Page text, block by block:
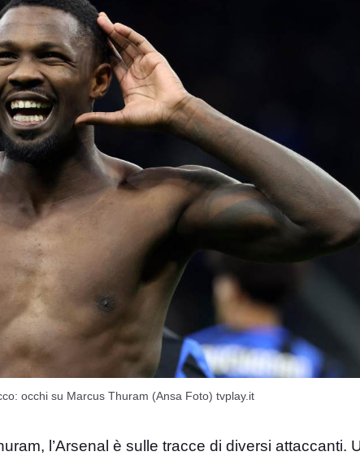
occhi su Marcus Thuram (Ansa Foto) tvplay.it
l’Arsenal è sulle tracce di diversi attaccanti.